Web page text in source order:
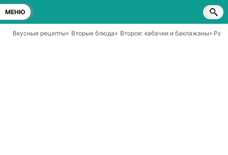
МЕНЮ
Вкусные рецепты» Вторые блюда» Второе: кабачки и баклажаны»